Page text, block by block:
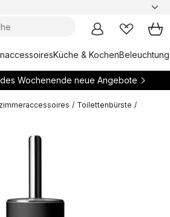
Küche & KochenBeleuchtung
Wochenende neue Angebote
/ Toilettenbürste /